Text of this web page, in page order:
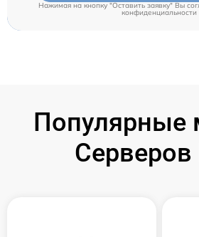
Нажимая на кнопку "Оставить заявку" Вы
конфиденциальности
Популярные
Серверов